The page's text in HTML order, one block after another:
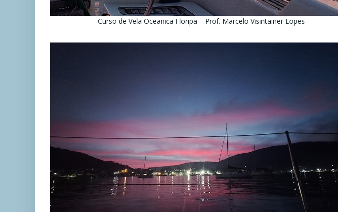
Curso de Vela Oceanica Floripa – Prof. Marcelo Visintainer Lopes